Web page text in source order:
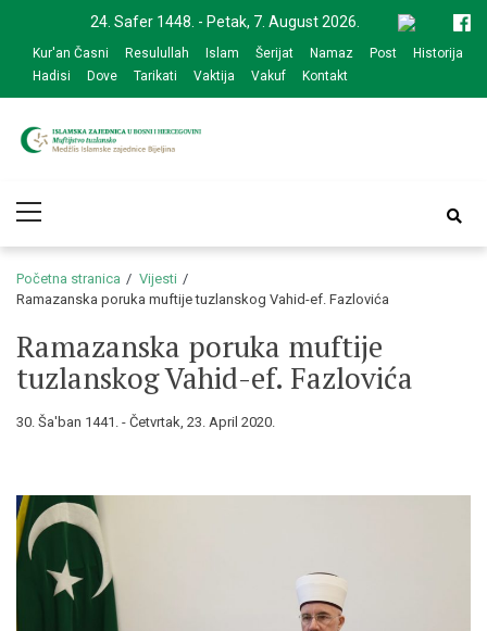
navigation
content
24. Safer 1448. - Petak, 7. August 2026.
Kur'an Časni Resulullah Islam Šerijat Namaz Post
Historija
Hadisi
Dove Tarikati Vaktija Vakuf Kontakt
zajednice Bijeljina
Menu
Početna stranica
Vijesti
Ramazanska poruka muftije tuzlanskog Vahid-ef. Fazlovića
Ramazanska poruka muftije
tuzlanskog Vahid-ef. Fazlovića
30. Ša'ban 1441. - Četvrtak, 23. April 2020.